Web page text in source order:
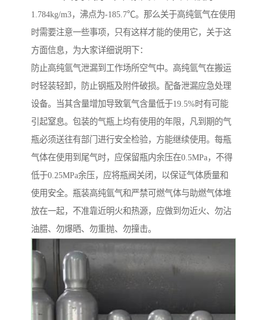
1.784kg/m3，沸点为-185.7℃。那么关于高纯氩气在使用
时需要注意一些事项，只有这样才能的使用它，关于这
方面信息，为大家详细说明下：
防止高纯氩气泄漏到工作场所空气中。高纯氩气在搬运
时轻装轻卸，防止钢瓶及附件破损。配备泄漏应急处理
设备。当其含量增加导致氧气含量低于19.5%时有可能
引起窒息。包装的气瓶上均有使用的年限，凡到期的气
瓶必须送往有部门进行安全检验，方能继续使用。每瓶
气体在使用到尾气时，应保留瓶内余压在0.5MPa，不得
低于0.25MPa余压，应将瓶阀关闭，以保证气体质量和
使用安全。瓶装高纯氩气和严禁可燃气体与助燃气体堆
放在一起，不准靠近明火和热源，应做到勿近火、勿沾
油腊、勿爆晒、勿重抛、勿撞击。